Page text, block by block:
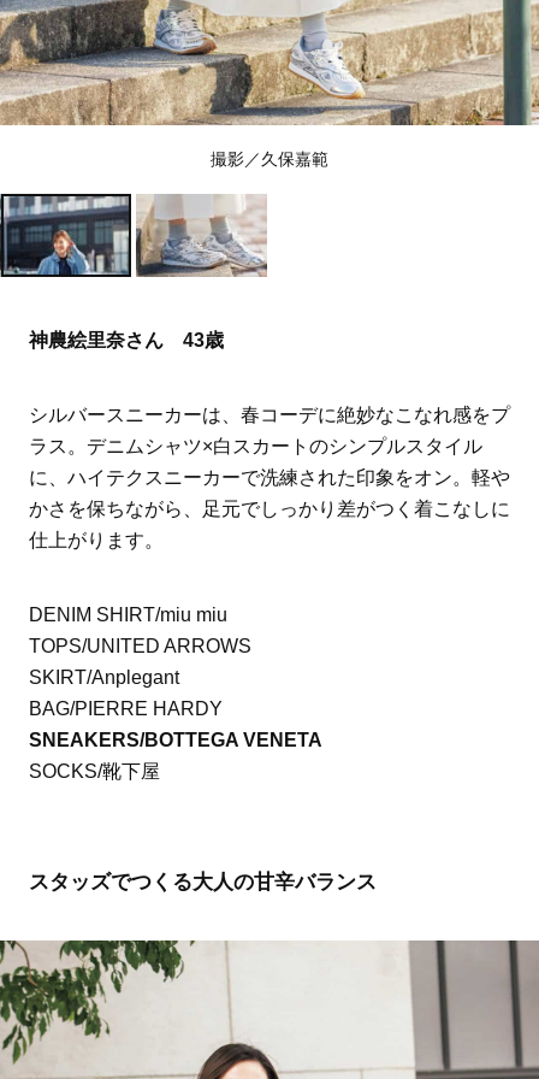
撮影／久保嘉範
神農絵里奈さん 43歳
シルバースニーカーは、春コーデに絶妙なこなれ感をプ
ラス。デニムシャツ×白スカートのシンプルスタイル
に、ハイテクスニーカーで洗練された印象をオン。軽や
かさを保ちながら、足元でしっかり差がつく着こなしに
仕上がります。
DENIM SHIRT/miu miu
TOPS/UNITED ARROWS
SKIRT/Anplegant
BAG/PIERRE HARDY
SNEAKERS/BOTTEGA VENETA
SOCKS/靴下屋
スタッズでつくる大人の甘辛バランス